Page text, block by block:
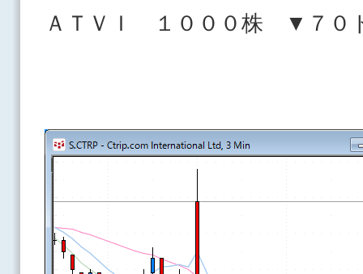
ＡＴＶＩ １０００株 ▼７０